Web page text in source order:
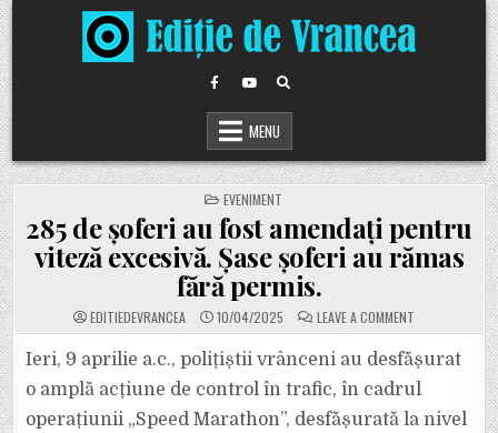
Skip
to
content
MENU
POSTED
IN
EVENIMENT
285 de șoferi au fost amendați pentru
viteză excesivă. Șase șoferi au rămas
fără permis.
EDITIEDEVRANCEA 10/04/2025 LEAVE A COMMENTON
285
ȘOFERI
AU
FOST
AMENDAȚI
PENTRU
VITEZĂ
Ieri, 9 aprilie a.c., polițiștii vrânceni au desfășurat
o amplă acțiune de control în trafic, în cadrul
operațiunii „Speed Marathon”, desfășurată la nivel